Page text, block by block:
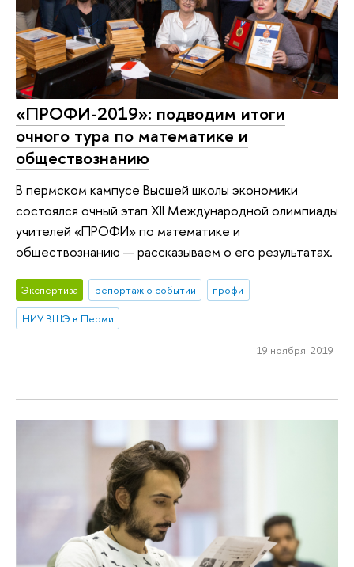
«ПРОФИ-2019»: подводим итоги
очного тура по математике и
обществознанию
В пермском кампусе Высшей школы экономики
состоялся очный этап XII Международной олимпиады
учителей «ПРОФИ» по математике и
обществознанию — рассказываем о его результатах.
Экспертиза репортаж о событии
профи
НИУ ВШЭ в Перми
19 ноября 2019